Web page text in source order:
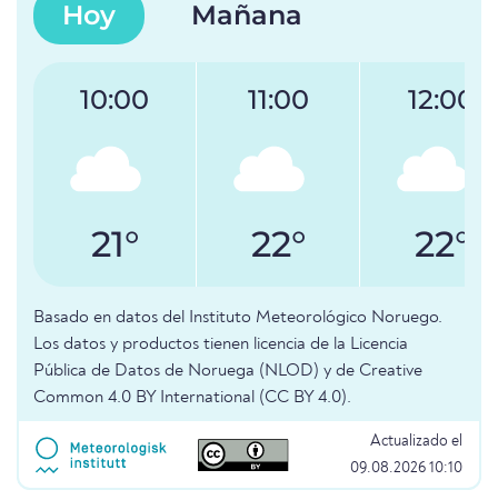
Hoy Mañana
10:00
21°
11:00
22°
12:00
22°
Basado en datos del Instituto Meteorológico Noruego.
Los datos y productos tienen licencia de la Licencia
Pública de Datos de Noruega (NLOD) y de Creative
Common 4.0 BY International (CC BY 4.0).
Actualizado el
09.08.2026 10:10